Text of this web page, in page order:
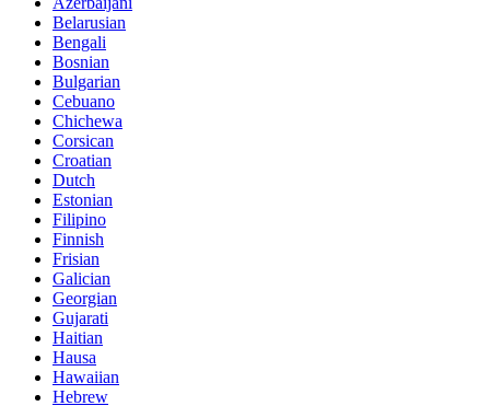
Belarusian
Bengali
Bosnian
Bulgarian
Cebuano
Chichewa
Corsican
Croatian
Dutch
Estonian
Filipino
Finnish
Frisian
Galician
Georgian
Gujarati
Haitian
Hausa
Hawaiian
Hebrew